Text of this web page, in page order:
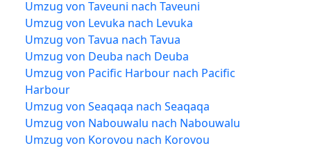
Umzug von Taveuni nach Taveuni
Umzug von Levuka nach Levuka
Umzug von Tavua nach Tavua
Umzug von Deuba nach Deuba
Umzug von Pacific Harbour nach Pacific
Harbour
Umzug von Seaqaqa nach Seaqaqa
Umzug von Nabouwalu nach Nabouwalu
Umzug von Korovou nach Korovou